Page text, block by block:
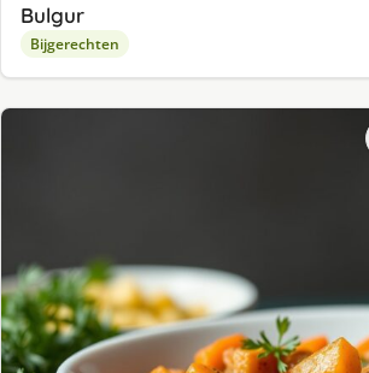
Bulgur
Bijgerechten